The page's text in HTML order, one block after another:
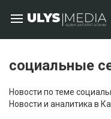
социальные
Новости по теме
Новости и аналитика в